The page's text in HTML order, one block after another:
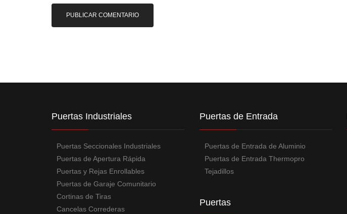
Puertas Industriales
Puertas Seccionales Industriales
Puertas de Apertura Rápida
Puertas y Rejas Enrollables
Puertas de Garaje Comunitario
Cortinas de Tiras
Cancelas Correderas
Puertas de Entrada
Puertas de Entrada de Aluminio
Puertas de Entrada Thermopro
Tejadillos
Puertas